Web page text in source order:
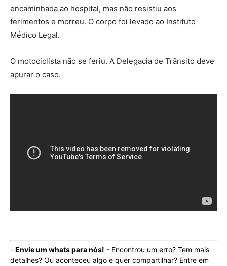
encaminhada ao hospital, mas não resistiu aos
ferimentos e morreu. O corpo foi levado ao Instituto
Médico Legal.
O motociclista não se feriu. A Delegacia de Trânsito deve
apurar o caso.
- Envie um whats para nós! - Encontrou um erro? Tem mais
detalhes? Ou aconteceu algo e quer compartilhar? Entre em